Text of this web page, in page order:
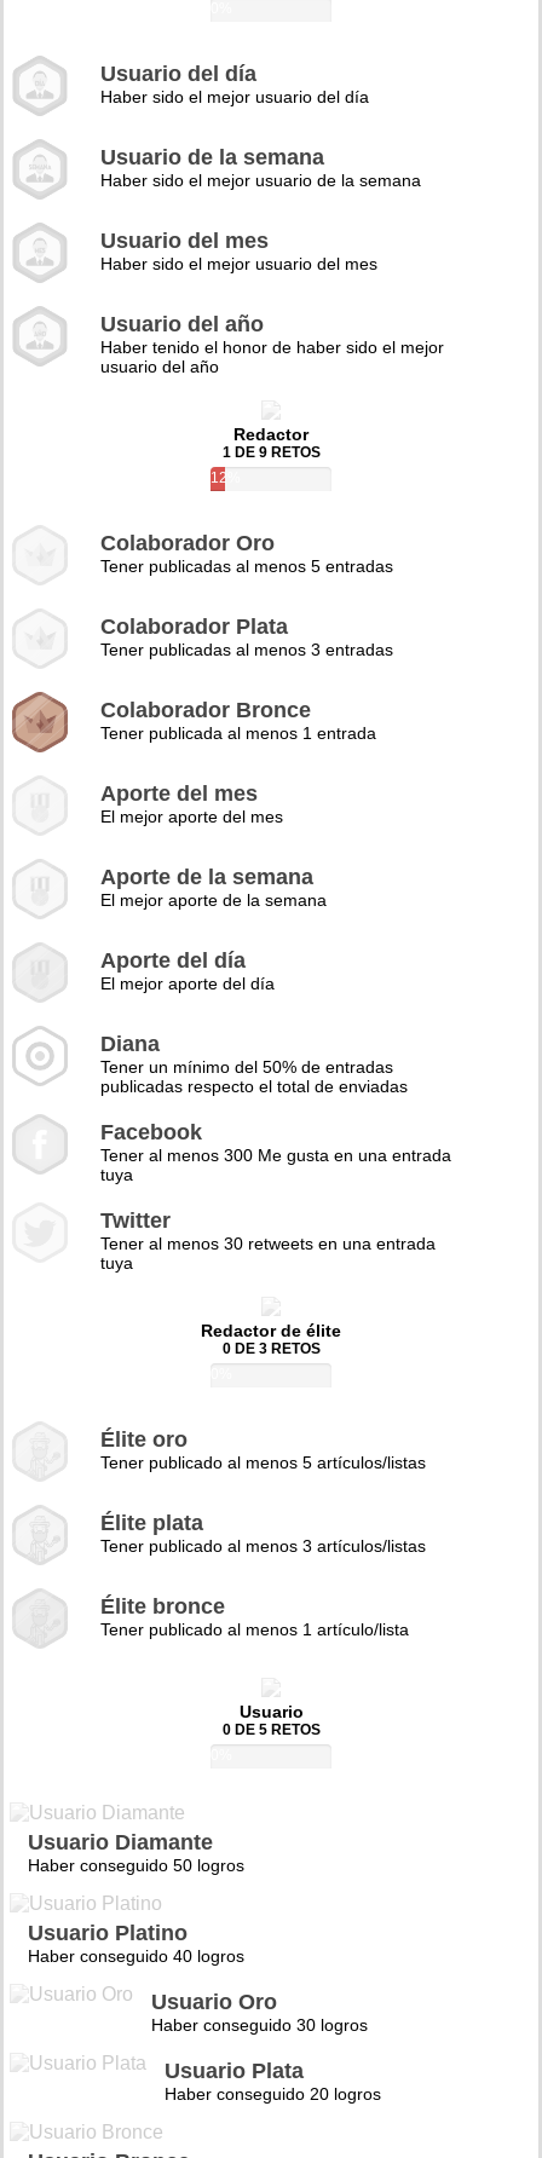
Usuario del día
Haber sido el mejor usuario del día
Usuario de la semana
Haber sido el mejor usuario de la semana
Usuario del mes
Haber sido el mejor usuario del mes
Usuario del año
Haber tenido el honor de haber sido el mejor
usuario del año
Redactor
1 DE 9 RETOS
12%
Colaborador Oro
Tener publicadas al menos 5 entradas
Colaborador Plata
Tener publicadas al menos 3 entradas
Colaborador Bronce
Tener publicada al menos 1 entrada
Aporte del mes
El mejor aporte del mes
Aporte de la semana
El mejor aporte de la semana
Aporte del día
El mejor aporte del día
Diana
Tener un mínimo del 50% de entradas
publicadas respecto el total de enviadas
Facebook
Tener al menos 300 Me gusta en una entrada
tuya
Twitter
Tener al menos 30 retweets en una entrada
tuya
Redactor de élite
0 DE 3 RETOS
Élite oro
Tener publicado al menos 5 artículos/listas
Élite plata
Tener publicado al menos 3 artículos/listas
Élite bronce
Tener publicado al menos 1 artículo/lista
Usuario
0 DE 5 RETOS
Usuario Diamante
Haber conseguido 50 logros
Usuario Platino
Haber conseguido 40 logros
Usuario Oro
Haber conseguido 30 logros
Usuario Plata
Haber conseguido 20 logros